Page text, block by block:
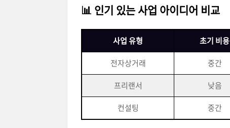
📊 인기 있는 사업 아이디어 비교
사업 유형 초기 비용
전자상거래
중간
프리랜서
낮음
컨설팅
중간